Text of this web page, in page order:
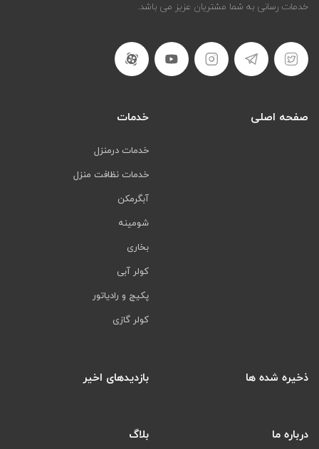
خدمات رسانی به شما مشتریان عزیز می باشد.
صفحه اصلی خدمات
خدمات درمنزل
خدمات نظافت منزل
آبگرمکن
شومینه
بخاری
کولر آبی
پکیج و رادیاتور
کولر گازی
ذخیره شده ها بازدیدهای اخیر
درباره ما بلاگ